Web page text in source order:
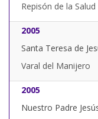
Repisón de la Salud
2005
Santa Teresa de
Varal del Manijero
2005
Nuestro Padre